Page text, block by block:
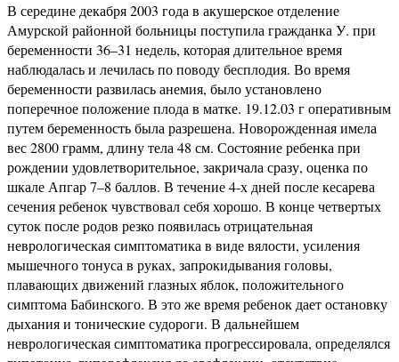
В середине декабря 2003 года в акушерское отделение
Амурской районной больницы поступила гражданка У. при
беременности 36–31 недель, которая длительное время
наблюдалась и лечилась по поводу бесплодия. Во время
беременности развилась анемия, было установлено
поперечное положение плода в матке. 19.12.03 г оперативным
путем беременность была разрешена. Новорожденная имела
вес 2800 грамм, длину тела 48 см. Состояние ребенка при
рождении удовлетворительное, закричала сразу, оценка по
шкале Апгар 7–8 баллов. В течение 4-х дней после кесарева
сечения ребенок чувствовал себя хорошо. В конце четвертых
суток после родов резко появилась отрицательная
неврологическая симптоматика в виде вялости, усиления
мышечного тонуса в руках, запрокидывания головы,
плавающих движений глазных яблок, положительного
симптома Бабинского. В это же время ребенок дает остановку
дыхания и тонические судороги. В дальнейшем
неврологическая симптоматика прогрессировала, определялся